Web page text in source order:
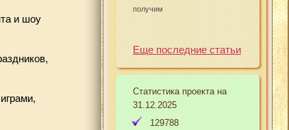
и шоу
получим
Еще последние статьи
Статистика проекта на
31.12.2025
129788